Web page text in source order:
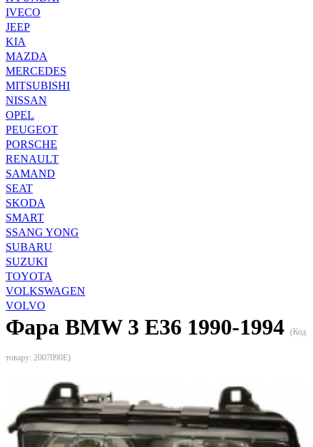
IVECO
JEEP
KIA
MAZDA
MERCEDES
MITSUBISHI
NISSAN
OPEL
PEUGEOT
PORSCHE
RENAULT
SAMAND
SEAT
SKODA
SMART
SSANG YONG
SUBARU
SUZUKI
TOYOTA
VOLKSWAGEN
VOLVO
Фара BMW 3 E36 1990-1994 (Код
товару: 2007090E)